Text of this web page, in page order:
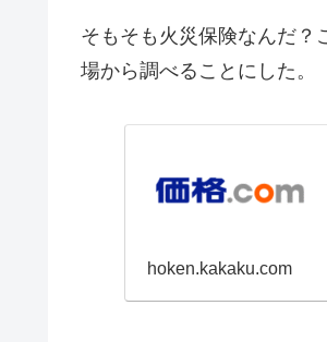
そもそも火災保険なんだ？
場から調べることにした。
hoken.kakaku.com